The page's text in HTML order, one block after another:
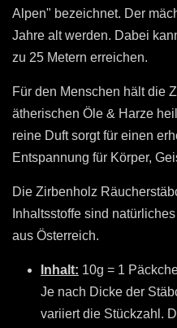
Alpen" bezeichnet. Der
Jahre alt werden. Dabei
zu 25 Metern erreichen.
Für den Menschen hält die
ätherischen Öle & Harze
reine Duft sorgt für einen
Entspannung für Körper,
Die Zirbenholz
Inhaltsstoffe sind
aus Österreich.
Inhalt: 10g = 1
Je nach Dicke der
variiert die Stückzahl.